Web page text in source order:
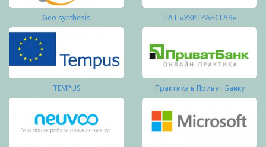
Geo synthesis ПАТ «УКРТРАНСГАЗ»
TEMPUS Практика в Приват Банку